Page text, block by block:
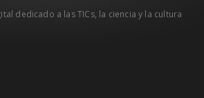
dedicado a las TICs, la ciencia y la cultura